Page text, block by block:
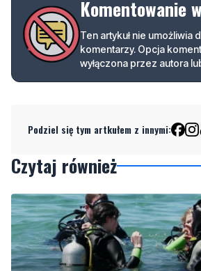
wyłączona przez autora
Podziel się tym artkułem z innymi: